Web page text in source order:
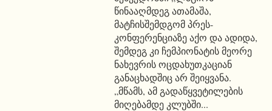
წინააღმდეგ ათამაშა,
მატჩისშემდგომ პრეს-
კონფერენციაზე აქო და ადიდა,
შემდეგ კი ჩემპიონატის მეორე
ნახევრის ოცდახუთკაციან
განაცხადშიც არ შეიყვანა.
„მწამს, ამ გადაწყვეტილების
მიღებამდე კლუბში...